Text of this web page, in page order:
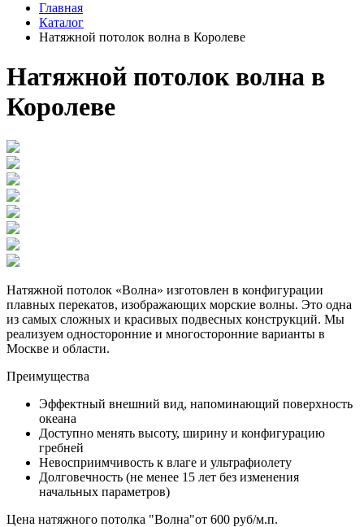
Главная
Каталог
Натяжной потолок волна в Королеве
Натяжной потолок волна в
Королеве
Натяжной потолок «Волна» изготовлен в конфигурации
плавных перекатов, изображающих морские волны. Это одна
из самых сложных и красивых подвесных конструкций. Мы
реализуем односторонние и многосторонние варианты в
Москве и области.
Преимущества
Эффектный внешний вид, напоминающий поверхность
океана
Доступно менять высоту, ширину и конфигурацию
гребней
Невосприимчивость к влаге и ультрафиолету
Долговечность (не менее 15 лет без изменения
начальных параметров)
Цена натяжного потолка "Волна"от 600 руб/м.п.